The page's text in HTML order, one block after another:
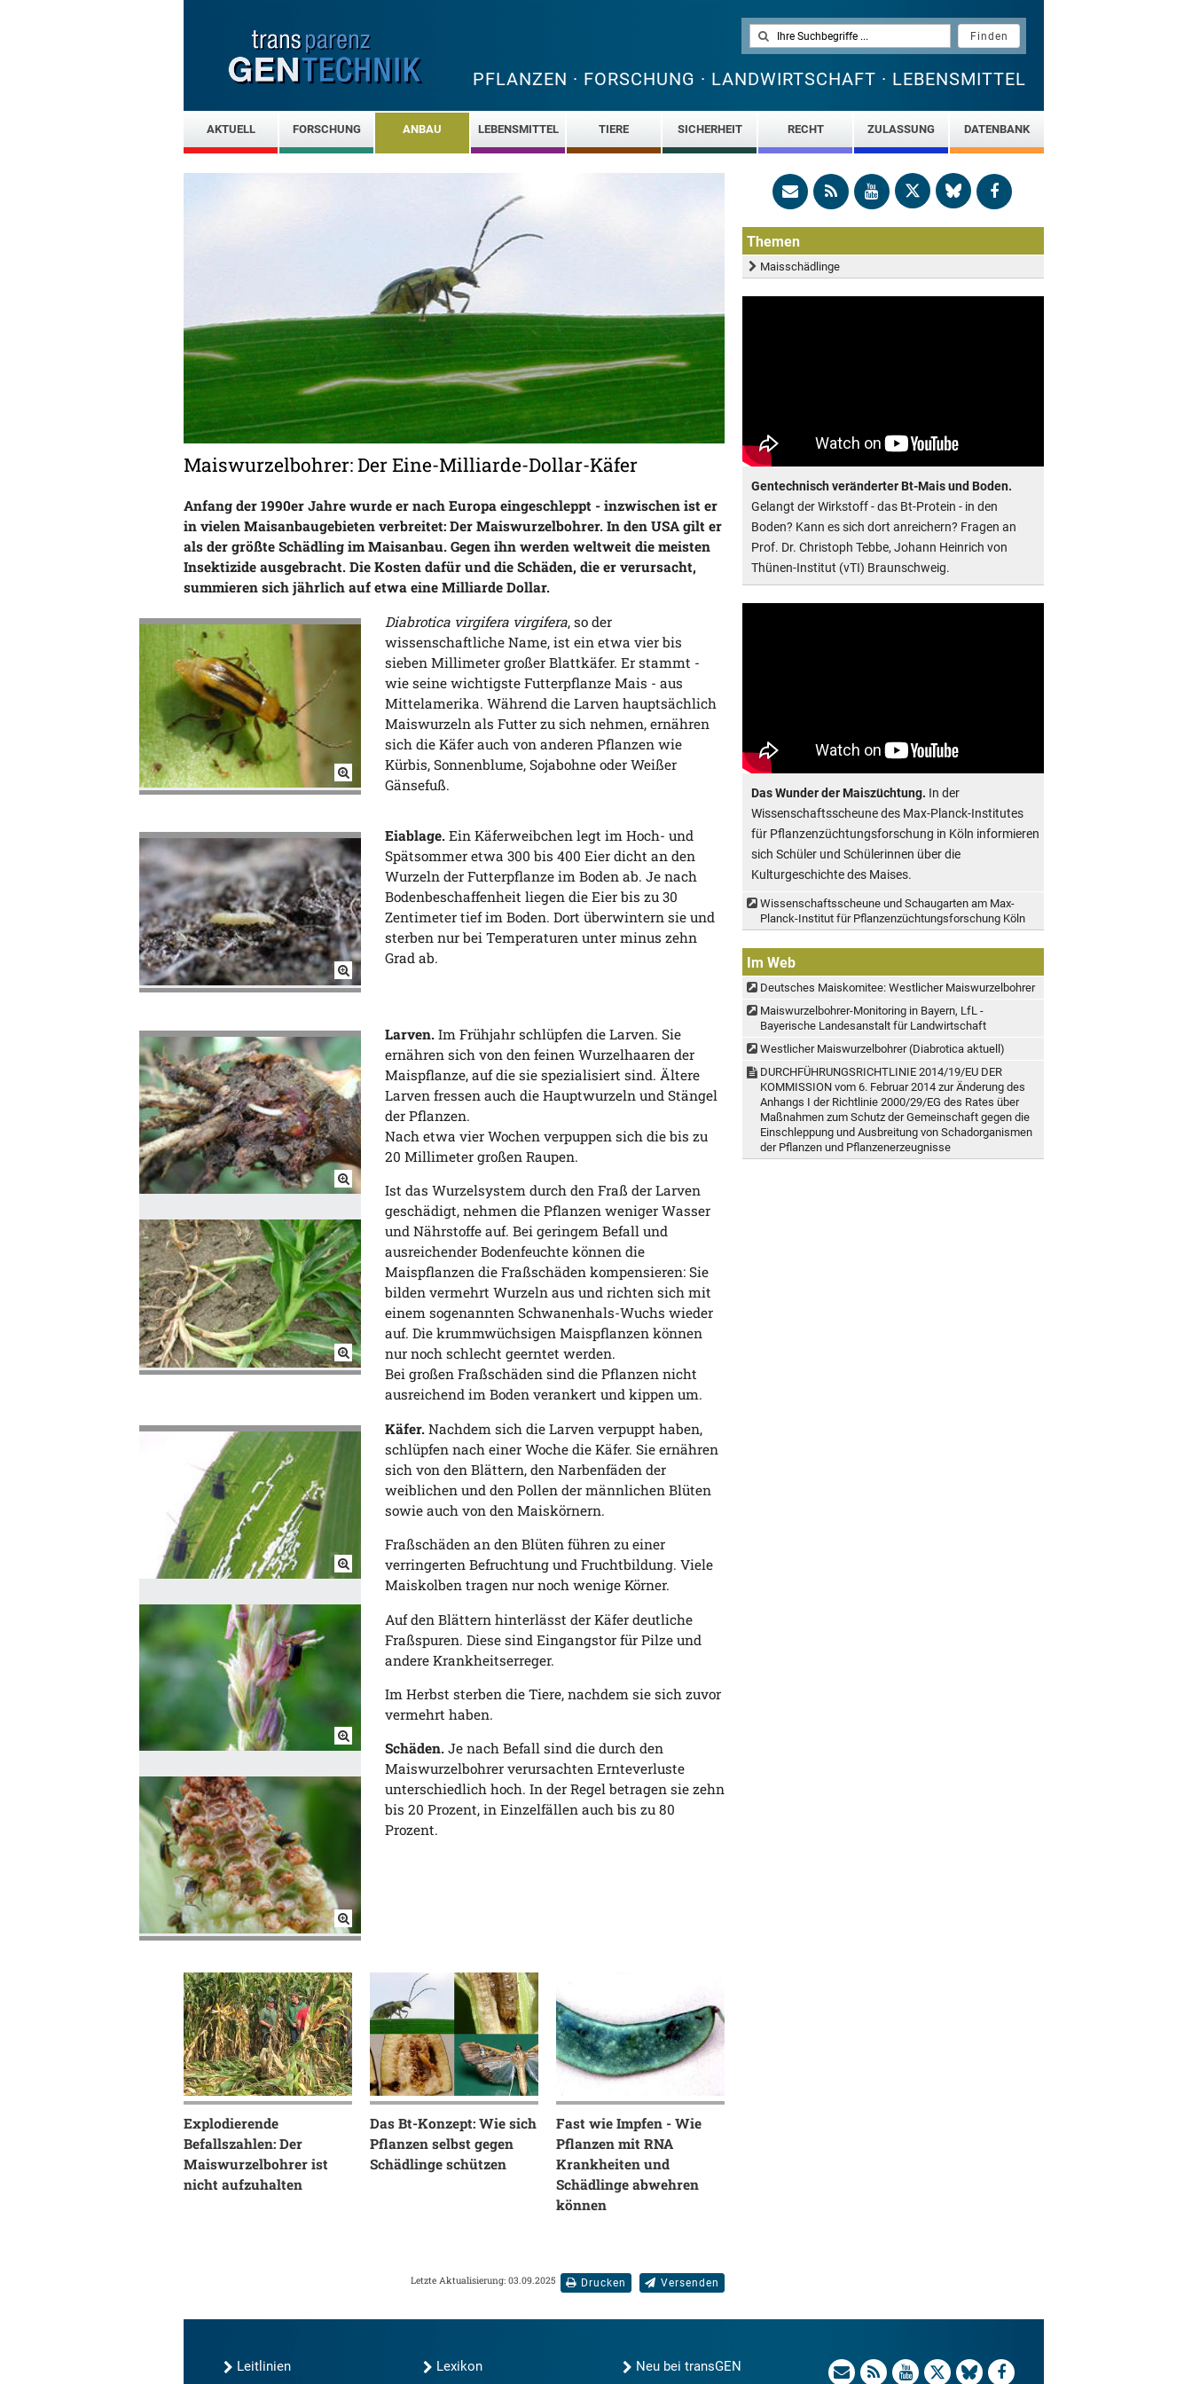
PFLANZEN · FORSCHUNG · LANDWIRTSCHAFT · LEBENSMITTEL
AKTUELL FORSCHUNG ANBAU LEBENSMITTEL TIERE SICHERHEIT RECHT ZULASSUNG DATENBANK
Maiswurzelbohrer: Der Eine-Milliarde-Dollar-Käfer
Anfang der 1990er Jahre wurde er nach Europa eingeschleppt - inzwischen ist er
in vielen Maisanbaugebieten verbreitet: Der Maiswurzelbohrer. In den USA gilt er
als der größte Schädling im Maisanbau. Gegen ihn werden weltweit die meisten
Insektizide ausgebracht. Die Kosten dafür und die Schäden, die er verursacht,
summieren sich jährlich auf etwa eine Milliarde Dollar.
Diabrotica virgifera virgifera, so der
wissenschaftliche Name, ist ein etwa vier bis
sieben Millimeter großer Blattkäfer. Er stammt -
wie seine wichtigste Futterpflanze Mais - aus
Mittelamerika. Während die Larven hauptsächlich
Maiswurzeln als Futter zu sich nehmen, ernähren
sich die Käfer auch von anderen Pflanzen wie
Kürbis, Sonnenblume, Sojabohne oder Weißer
Gänsefuß.
Eiablage. Ein Käferweibchen legt im Hoch- und
Spätsommer etwa 300 bis 400 Eier dicht an den
Wurzeln der Futterpflanze im Boden ab. Je nach
Bodenbeschaffenheit liegen die Eier bis zu 30
Zentimeter tief im Boden. Dort überwintern sie und
sterben nur bei Temperaturen unter minus zehn
Grad ab.
Larven. Im Frühjahr schlüpfen die Larven. Sie
ernähren sich von den feinen Wurzelhaaren der
Maispflanze, auf die sie spezialisiert sind. Ältere
Larven fressen auch die Hauptwurzeln und Stängel
der Pflanzen.
Nach etwa vier Wochen verpuppen sich die bis zu
20 Millimeter großen Raupen.
Ist das Wurzelsystem durch den Fraß der Larven
geschädigt, nehmen die Pflanzen weniger Wasser
und Nährstoffe auf. Bei geringem Befall und
ausreichender Bodenfeuchte können die
Maispflanzen die Fraßschäden kompensieren: Sie
bilden vermehrt Wurzeln aus und richten sich mit
einem sogenannten Schwanenhals-Wuchs wieder
auf. Die krummwüchsigen Maispflanzen können
nur noch schlecht geerntet werden.
Bei großen Fraßschäden sind die Pflanzen nicht
ausreichend im Boden verankert und kippen um.
Käfer. Nachdem sich die Larven verpuppt haben,
schlüpfen nach einer Woche die Käfer. Sie ernähren
sich von den Blättern, den Narbenfäden der
weiblichen und den Pollen der männlichen Blüten
sowie auch von den Maiskörnern.
Fraßschäden an den Blüten führen zu einer
verringerten Befruchtung und Fruchtbildung. Viele
Maiskolben tragen nur noch wenige Körner.
Auf den Blättern hinterlässt der Käfer deutliche
Fraßspuren. Diese sind Eingangstor für Pilze und
andere Krankheitserreger.
Im Herbst sterben die Tiere, nachdem sie sich zuvor
vermehrt haben.
Schäden. Je nach Befall sind die durch den
Maiswurzelbohrer verursachten Ernteverluste
unterschiedlich hoch. In der Regel betragen sie zehn
bis 20 Prozent, in Einzelfällen auch bis zu 80
Prozent.
Explodierende
Befallszahlen: Der
Maiswurzelbohrer ist
nicht aufzuhalten
Das Bt-Konzept: Wie sich
Pflanzen selbst gegen
Schädlinge schützen
Fast wie Impfen - Wie
Pflanzen mit RNA
Krankheiten und
Schädlinge abwehren
können
Drucken Versenden
Letzte Aktualisierung: 03.09.2025
Themen
Maisschädlinge
Gentechnisch veränderter Bt-Mais und Boden.
Gelangt der Wirkstoff - das Bt-Protein - in den
Boden? Kann es sich dort anreichern? Fragen an
Prof. Dr. Christoph Tebbe, Johann Heinrich von
Thünen-Institut (vTI) Braunschweig.
Das Wunder der Maiszüchtung. In der
Wissenschaftsscheune des Max-Planck-Institutes
für Pflanzenzüchtungsforschung in Köln informieren
sich Schüler und Schülerinnen über die
Kulturgeschichte des Maises.
Wissenschaftsscheune und Schaugarten am Max-
Planck-Institut für Pflanzenzüchtungsforschung Köln
Im Web
Deutsches Maiskomitee: Westlicher Maiswurzelbohrer
Maiswurzelbohrer-Monitoring in Bayern, LfL -
Bayerische Landesanstalt für Landwirtschaft
Westlicher Maiswurzelbohrer (Diabrotica aktuell)
DURCHFÜHRUNGSRICHTLINIE 2014/19/EU DER
KOMMISSION vom 6. Februar 2014 zur Änderung des
Anhangs I der Richtlinie 2000/29/EG des Rates über
Maßnahmen zum Schutz der Gemeinschaft gegen die
Einschleppung und Ausbreitung von Schadorganismen
der Pflanzen und Pflanzenerzeugnisse
Leitlinien Lexikon Neu bei transGEN